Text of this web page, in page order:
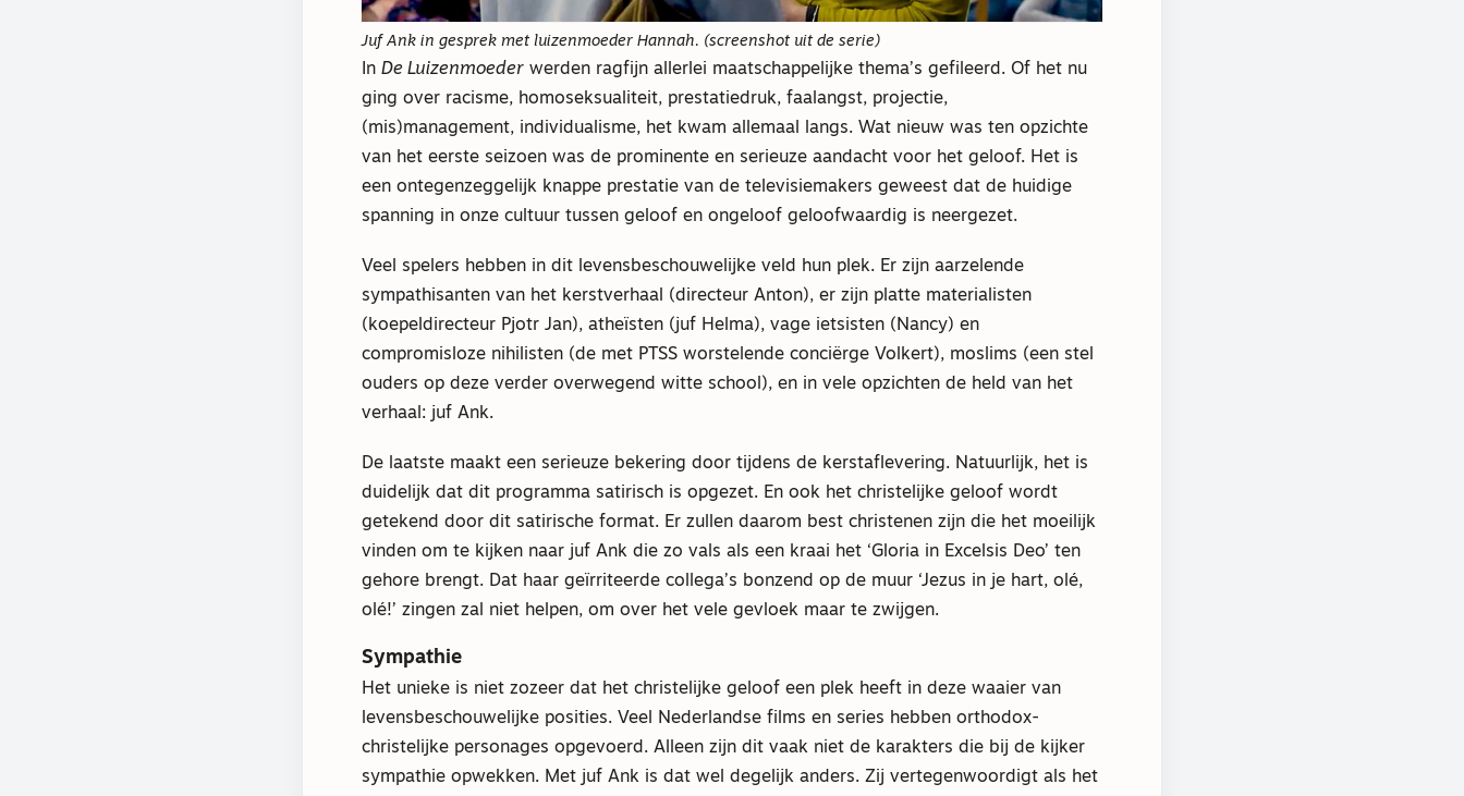
Juf Ank in gesprek met luizenmoeder Hannah. (screenshot uit de serie)
In De Luizenmoederwerden ragfijn allerlei maatschappelijke thema’s gefileerd. Of het nu
ging over racisme, homoseksualiteit, prestatiedruk, faalangst, projectie,
(mis)management, individualisme, het kwam allemaal langs. Wat nieuw was ten opzichte
van het eerste seizoen was de prominente en serieuze aandacht voor het geloof. Het is
een ontegenzeggelijk knappe prestatie van de televisiemakers geweest dat de huidige
spanning in onze cultuur tussen geloof en ongeloof geloofwaardig is neergezet.
Veel spelers hebben in dit levensbeschouwelijke veld hun plek. Er zijn aarzelende
sympathisanten van het kerstverhaal (directeur Anton), er zijn platte materialisten
(koepeldirecteur Pjotr Jan), atheïsten (juf Helma), vage ietsisten (Nancy) en
compromisloze nihilisten (de met PTSS worstelende conciërge Volkert), moslims (een stel
ouders op deze verder overwegend witte school), en in vele opzichten de held van het
verhaal: juf Ank.
De laatste maakt een serieuze bekering door tijdens de kerstaflevering. Natuurlijk, het is
duidelijk dat dit programma satirisch is opgezet. En ook het christelijke geloof wordt
getekend door dit satirische format. Er zullen daarom best christenen zijn die het moeilijk
vinden om te kijken naar juf Ank die zo vals als een kraai het ‘Gloria in Excelsis Deo’ ten
gehore brengt. Dat haar geïrriteerde collega’s bonzend op de muur ‘Jezus in je hart, olé,
olé!’ zingen zal niet helpen, om over het vele gevloek maar te zwijgen.
Sympathie
Het unieke is niet zozeer dat het christelijke geloof een plek heeft in deze waaier van
levensbeschouwelijke posities. Veel Nederlandse films en series hebben orthodox-
christelijke personages opgevoerd. Alleen zijn dit vaak niet de karakters die bij de kijker
sympathie opwekken. Met juf Ank is dat wel degelijk anders. Zij vertegenwoordigt als het